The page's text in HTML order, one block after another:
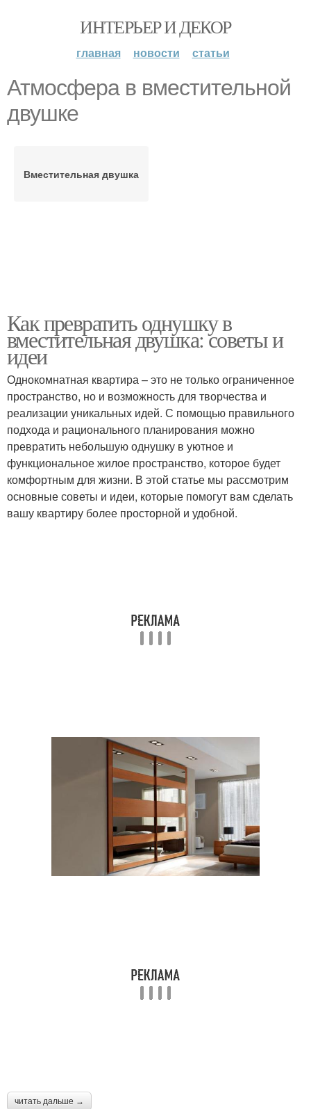
ИНТЕРЬЕР И ДЕКОР
главная новости статьи
Атмосфера в вместительной
двушке
Вместительная двушка
Как превратить однушку в
вместительная двушка: советы и
идеи
Однокомнатная квартира – это не только ограниченное
пространство, но и возможность для творчества и
реализации уникальных идей. С помощью правильного
подхода и рационального планирования можно
превратить небольшую однушку в уютное и
функциональное жилое пространство, которое будет
комфортным для жизни. В этой статье мы рассмотрим
основные советы и идеи, которые помогут вам сделать
вашу квартиру более просторной и удобной.
читать дальше →